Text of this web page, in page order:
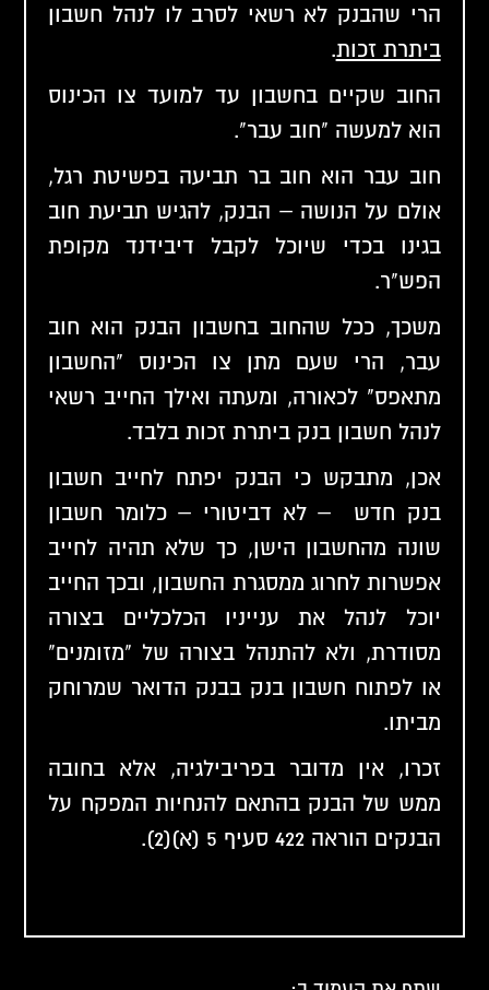
הרי שהבנק לא רשאי לסרב לו לנהל חשבון
ביתרת זכות.
החוב שקיים בחשבון עד למועד צו הכינוס
הוא למעשה "חוב עבר".
חוב עבר הוא חוב בר תביעה בפשיטת רגל,
אולם על הנושה – הבנק, להגיש תביעת חוב
בגינו בכדי שיוכל לקבל דיבידנד מקופת
הפש"ר.
משכך, ככל שהחוב בחשבון הבנק הוא חוב
עבר, הרי שעם מתן צו הכינוס "החשבון
מתאפס" לכאורה, ומעתה ואילך החייב רשאי
לנהל חשבון בנק ביתרת זכות בלבד.
אכן, מתבקש כי הבנק יפתח לחייב חשבון
בנק חדש – לא דביטורי – כלומר חשבון
שונה מהחשבון הישן, כך שלא תהיה לחייב
אפשרות לחרוג ממסגרת החשבון, ובכך החייב
יוכל לנהל את ענייניו הכלכליים בצורה
מסודרת, ולא להתנהל בצורה של "מזומנים"
או לפתוח חשבון בנק בבנק הדואר שמרוחק
מביתו.
זכרו, אין מדובר בפריבילגיה, אלא בחובה
ממש של הבנק בהתאםלהנחיות המפקח על
הבנקים הוראה 422 סעיף 5 (א)(2).